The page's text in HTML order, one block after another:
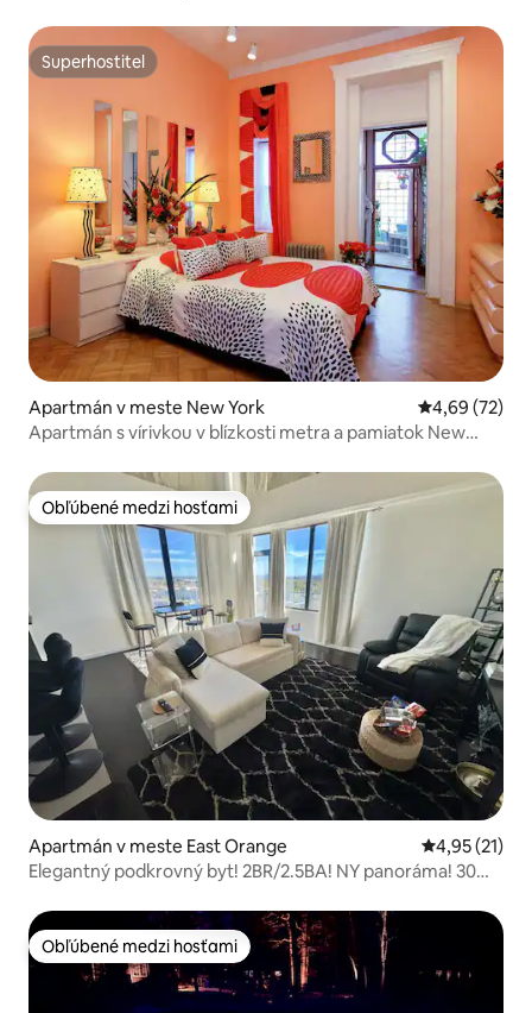
Superhostiteľ
Superhostiteľ
Apartmán v meste New York Priemerné
4,69 (72)
Apartmán s vírivkou v blízkosti metra a pamiatok New
Obľúbené medzi hosťami
Obľúbené medzi hosťami
Apartmán v meste East Orange Priemerné
4,95 (21)
Elegantný podkrovný byt! 2BR/2.5BA! NY panoráma! 30
Obľúbené medzi hosťami
Obľúbené medzi hosťami